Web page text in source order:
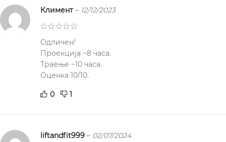
Климент– 12/12/2023
Одличен!
Проекција ~8 часа.
Траење ~10 часа.
Оценка 10/10.
0 1
liftandfit999 – 02/07/2024